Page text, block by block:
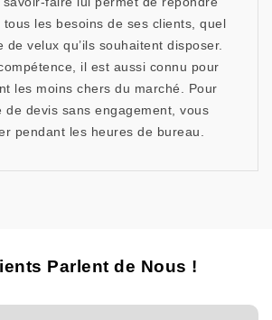
les besoins de ses clients, quel
de velux qu’ils souhaitent disposer.
il est aussi connu pour
les moins chers du marché. Pour
de devis sans engagement, vous
pendant les heures de bureau.
Parlent de Nous !